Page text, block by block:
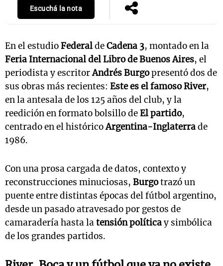
Escuchá la nota
En el estudioFederaldeCadena 3, montado en la
Feria Internacional del Libro de Buenos Aires, el
periodista y escritorAndrés Burgopresentó dos de
sus obras más recientes: Este es el famoso River,
en la antesala de los 125 años del club, y la
reedición en formato bolsillo deEl partido,
centrado en el históricoArgentina-Inglaterrade
1986.
Con una prosa cargada de datos, contexto y
reconstrucciones minuciosas, Burgotrazó un
puente entre distintas épocas del fútbol argentino,
desde un pasado atravesado por gestos de
camaradería hasta latensión políticay simbólica
de los grandes partidos.